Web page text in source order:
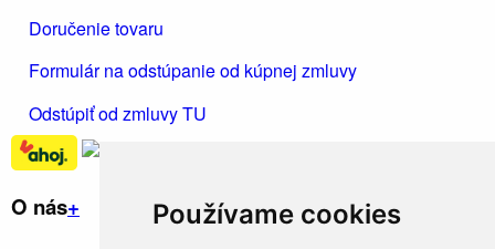
Používame cookies
Doručenie tovaru
Formulár na odstúpanie od kúpnej zmluvy
Odstúpiť od zmluvy TU
O nás+